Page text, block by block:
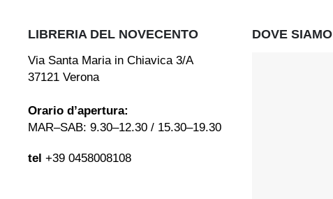
LIBRERIA DEL NOVECENTO
Via Santa Maria in Chiavica 3/A
37121 Verona
Orario d’apertura:
MAR–SAB: 9.30–12.30 / 15.30–19.30
tel +39 0458008108
DOVE SIAMO